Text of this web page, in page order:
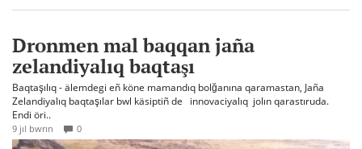
Dronmen mal baqqan jaña
zelandiyalıq baqtaşı
Baqtaşılıq - älemdegi eñ köne mamandıq bolğanına qaramastan, Jaña
Zelandiyalıq baqtaşılar bwl käsiptiñ de innovaciyalıq jolın qarastıruda.
Endi öri..
9 jıl bwrın 0